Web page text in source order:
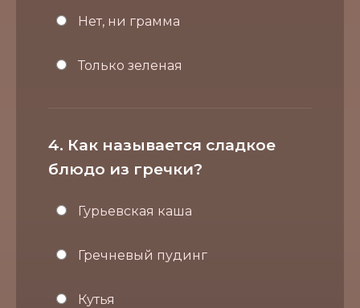
Нет, ни грамма
Только зеленая
4. Как называется сладкое
блюдо из гречки?
Гурьевская каша
Гречневый пудинг
Кутья